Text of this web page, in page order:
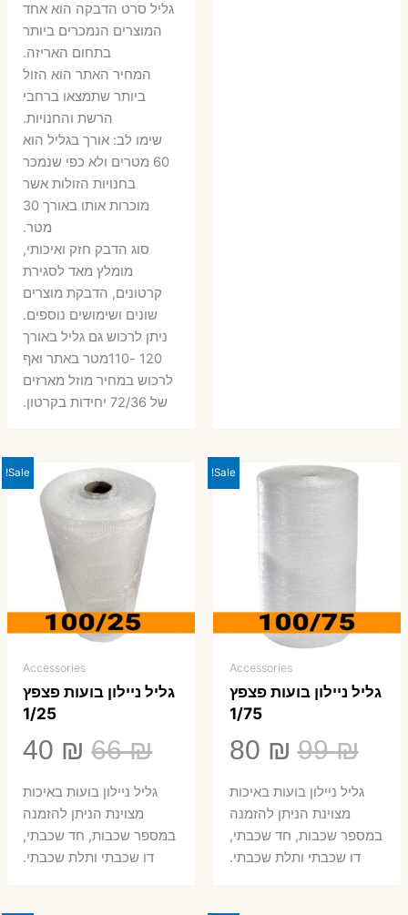
היה:
9 ₪.
6 ₪.
גליל סרט הדבקה הוא אחד
המוצרים הנמכרים ביותר
בתחום האריזה.
המחיר האתר הוא הזול
ביותר שתמצאו ברחבי
הרשת והחנויות.
שימו לב: אורך בגליל הוא
60 מטרים ולא כפי שנמכר
בחנויות הזולות אשר
מוכרות אותו באורך 30
מטר.
סוג הדבק חזק ואיכותי,
מומלץ מאד לסגירת
קרטונים, הדבקת מוצרים
שונים ושימושים נוספים.
ניתן לרכוש גם גליל באורך
120 -110מטר באתר ואף
לרכוש במחיר מוזל מארזים
של 72/36 יחידות בקרטון.
Sale!
Accessories
גליל ניילון בועות פצפץ
1/75
99₪
המחיר
המקורי
היה:
99 ₪.
80 ₪
הנוכחיגליל ניילון בועות באיכות
מצוינת הניתן להזמנה
במספר שכבות, חד שכבתי,
דו שכבתי ותלת שכבתי.
Sale!
Accessories
גליל ניילון בועות פצפץ
1/25
66₪
המחיר
המקורי
היה:
66 ₪.
40 ₪
₪.
גליל ניילון בועות באיכות
מצוינת הניתן להזמנה
במספר שכבות, חד שכבתי,
דו שכבתי ותלת שכבתי.